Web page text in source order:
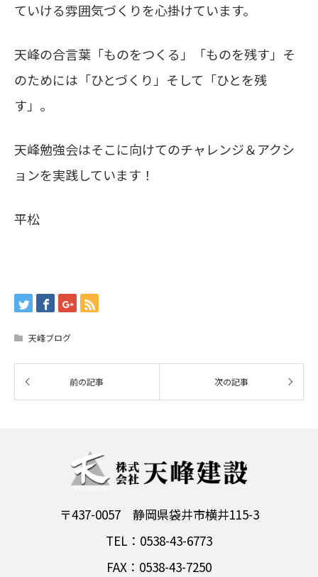
ていける雰囲気づくりを心掛けています。
天峰の合言葉「ものをつくる」「ものを残す」そ
のためには「ひとづくり」そして「ひとを残
す」。
天峰勉強会はそこに向けてのチャレンジ＆アクシ
ョンを実践しています！
平松
天峰ブログ
〒437-0057 静岡県袋井市横井115-3
TEL：0538-43-6773
FAX：0538-43-7250